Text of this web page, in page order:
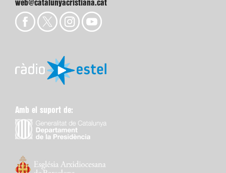
web@catalunyacristiana.cat
Amb el suport de: